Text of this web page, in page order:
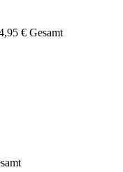
€ Gesamt